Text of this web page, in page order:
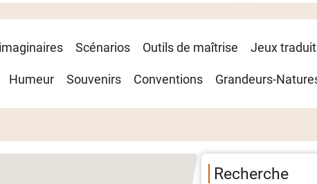
Scénarios Outils de maîtrise Jeux
Humeur Souvenirs Conventions Grandeurs-
Recherche